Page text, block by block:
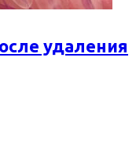
удаления